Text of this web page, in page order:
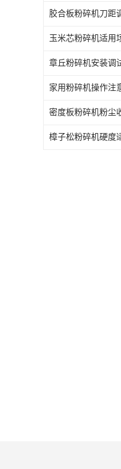
胶合板粉碎机刀距
玉米芯粉碎机适用
章丘粉碎机安装调
家用粉碎机操作注
密度板粉碎机粉尘
樟子松粉碎机硬度